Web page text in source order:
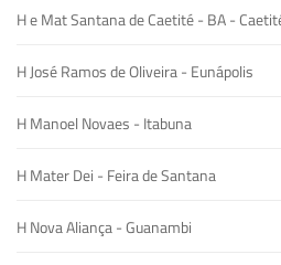
H e Mat Santana de Caetité - BA -
H José Ramos de Oliveira - Eunápolis
H Manoel Novaes - Itabuna
H Mater Dei - Feira de Santana
H Nova Aliança - Guanambi